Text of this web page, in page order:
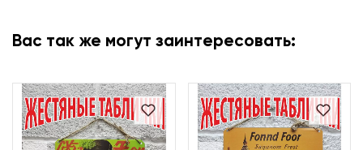
Вас так же могут заинтересовать: